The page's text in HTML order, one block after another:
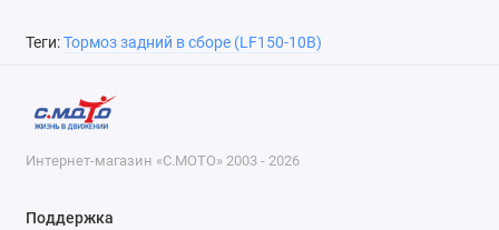
Теги:Тормоз задний в сборе (LF150-10B)
Интернет-магазин «С.МОТО» 2003 - 2026
Поддержка